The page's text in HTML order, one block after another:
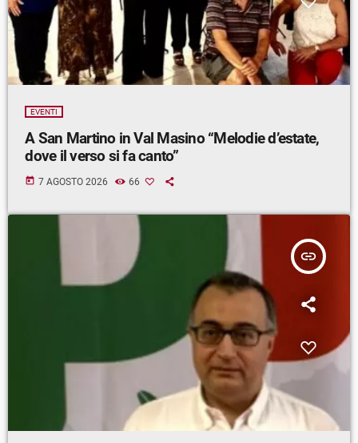
EVENTI
A San Martino in Val Masino “Melodie d’estate,
dove il verso si fa canto”
today 7 AGOSTO 2026 66
insert_link